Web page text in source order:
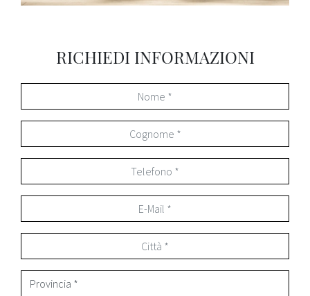
RICHIEDI INFORMAZIONI